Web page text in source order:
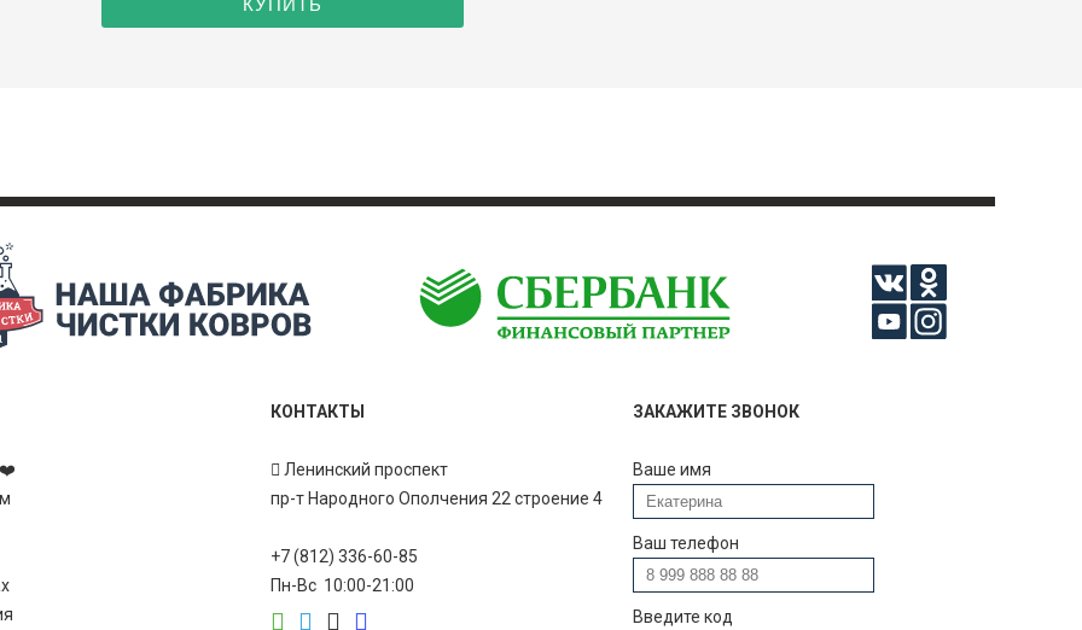
❤️
КОНТАКТЫ
Ленинский проспект
пр-т Народного Ополчения 22 строение 4
+7 (812) 336-60-85
Пн-Вс 10:00-21:00
ЗАКАЖИТЕ ЗВОНОК
Ваше имя
Ваш телефон
Введите код